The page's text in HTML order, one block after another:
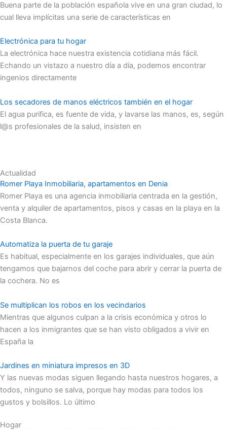
Buena parte de la población española vive en una gran ciudad, lo
cual lleva implícitas una serie de características en
Electrónica para tu hogar
La electrónica hace nuestra existencia cotidiana más fácil.
Echando un vistazo a nuestro día a día, podemos encontrar
ingenios directamente
Los secadores de manos eléctricos también en el hogar
El agua purifica, es fuente de vida, y lavarse las manos, es, según
l@s profesionales de la salud, insisten en
Actualidad
Romer Playa Inmobiliaria, apartamentos en Denia
Romer Playa es una agencia inmobiliaria centrada en la gestión,
venta y alquiler de apartamentos, pisos y casas en la playa en la
Costa Blanca.
Automatiza la puerta de tu garaje
Es habitual, especialmente en los garajes individuales, que aún
tengamos que bajarnos del coche para abrir y cerrar la puerta de
la cochera. No es
Se multiplican los robos en los vecindarios
Mientras que algunos culpan a la crisis económica y otros lo
hacen a los inmigrantes que se han visto obligados a vivir en
España la
Jardines en miniatura impresos en 3D
Y las nuevas modas siguen llegando hasta nuestros hogares, a
todos, ninguno se salva, porque hay modas para todos los
gustos y bolsillos. Lo último
Hogar